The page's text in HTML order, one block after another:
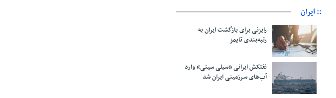
:: ایران
رایزنی برای بازگشت ایران به
رتبه‌بندی تایمز
نفتکش ایرانی «سیلی سیتی» وارد
آب‌های سرزمینی ایران شد